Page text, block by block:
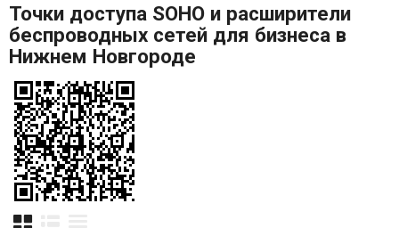
Точки доступа SOHO и расширители
беспроводных сетей для бизнеса в
Нижнем Новгороде